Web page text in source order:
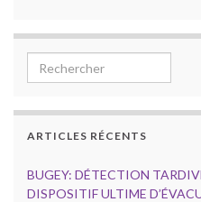
Search for:
ARTICLES RÉCENTS
BUGEY: DÉTECTION
DISPOSITIF ULTIME